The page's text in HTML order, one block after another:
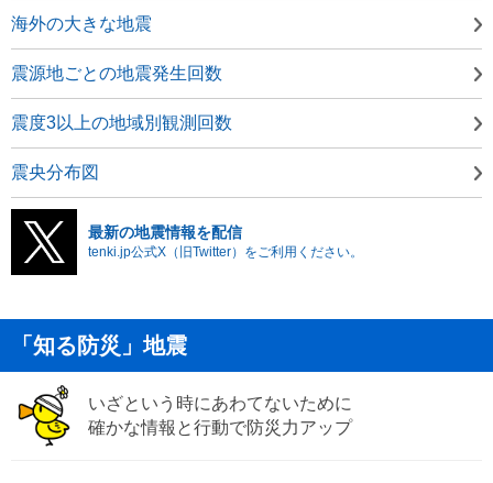
海外の大きな地震
震源地ごとの地震発生回数
震度3以上の地域別観測回数
震央分布図
最新の地震情報を配信
tenki.jp公式X（旧Twitter）をご利用ください。
「知る防災」地震
いざという時にあわてないために
確かな情報と行動で防災力アップ